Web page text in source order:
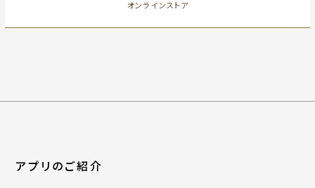
オンラインストア
アプリのご紹介